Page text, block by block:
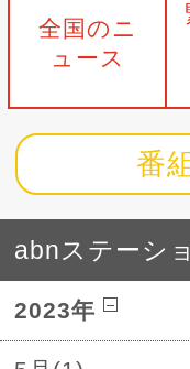
全国のニ
ュース
番
abnステーシ
2023年